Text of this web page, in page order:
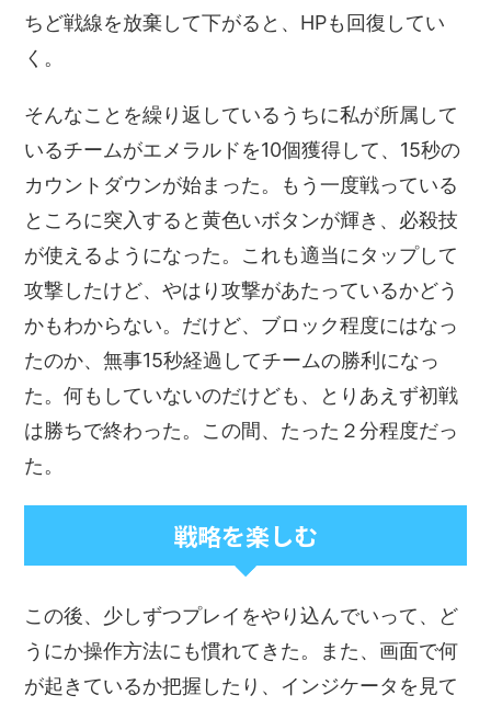
ちど戦線を放棄して下がると、HPも回復してい
く。
そんなことを繰り返しているうちに私が所属して
いるチームがエメラルドを10個獲得して、15秒の
カウントダウンが始まった。もう一度戦っている
ところに突入すると黄色いボタンが輝き、必殺技
が使えるようになった。これも適当にタップして
攻撃したけど、やはり攻撃があたっているかどう
かもわからない。だけど、ブロック程度にはなっ
たのか、無事15秒経過してチームの勝利になっ
た。何もしていないのだけども、とりあえず初戦
は勝ちで終わった。この間、たった２分程度だっ
た。
戦略を楽しむ
この後、少しずつプレイをやり込んでいって、ど
うにか操作方法にも慣れてきた。また、画面で何
が起きているか把握したり、インジケータを見て